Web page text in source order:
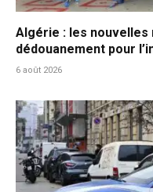
Algérie : les nouvelles
dédouanement pour
6 août 2026